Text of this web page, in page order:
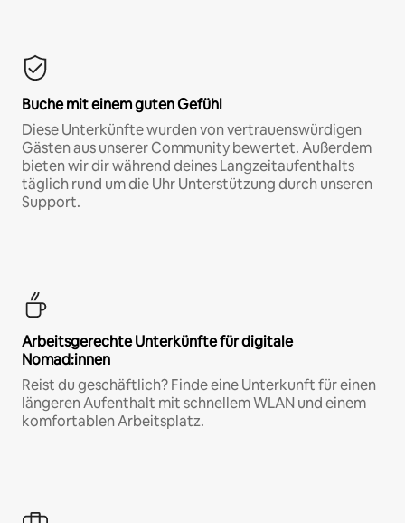
Buche mit einem guten Gefühl
Diese Unterkünfte wurden von vertrauenswürdigen
Gästen aus unserer Community bewertet. Außerdem
bieten wir dir während deines Langzeitaufenthalts
täglich rund um die Uhr Unterstützung durch unseren
Support.
Arbeitsgerechte Unterkünfte für digitale
Nomad:innen
Reist du geschäftlich? Finde eine Unterkunft für einen
längeren Aufenthalt mit schnellem WLAN und einem
komfortablen Arbeitsplatz.